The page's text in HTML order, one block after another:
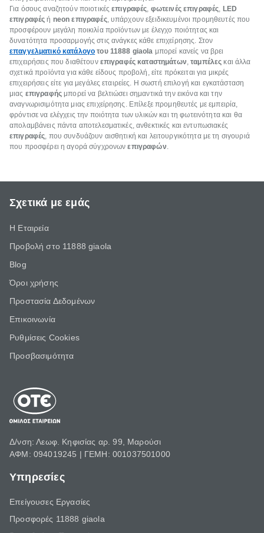
Για όσους αναζητούν ποιοτικέςεπιγραφές, φωτεινές επιγραφές, LED
επιγραφές ή neon επιγραφές, υπάρχουν εξειδικευμένοι προμηθευτές που
προσφέρουν μεγάλη ποικιλία προϊόντων με έλεγχο ποιότητας και
δυνατότητα προσαρμογής στις ανάγκες κάθε επιχείρησης. Στον
επαγγελματικό κατάλογο του 11888 giaola μπορεί κανείς να βρει
επιχειρήσεις που διαθέτουν επιγραφές καταστημάτων,ταμπέλες και άλλα
σχετικά προϊόντα για κάθε είδους προβολή, είτε πρόκειται για μικρές
επιχειρήσεις είτε για μεγάλες εταιρείες. Η σωστή επιλογή και εγκατάσταση
μιας επιγραφήςμπορεί να βελτιώσει σημαντικά την εικόνα και την
αναγνωρισιμότητα μιας επιχείρησης. Επίλεξε προμηθευτές με εμπειρία,
φρόντισε να ελέγχεις την ποιότητα των υλικών και τη φωτεινότητα και θα
απολαμβάνεις πάντα αποτελεσματικές, ανθεκτικές και εντυπωσιακές
επιγραφές, που συνδυάζουν αισθητική και λειτουργικότητα με τη σιγουριά
που προσφέρει η αγορά σύγχρονωνεπιγραφών.
Σχετικά με εμάς
Η Εταιρεία
Προβολή στο 11888 giaola
Blog
Όροι χρήσης
Προστασία Δεδομένων
Επικοινωνία
Ρυθμίσεις Cookies
Προσβασιμότητα
Δ/νση: Λεωφ. Κηφισίας αρ. 99, Μαρούσι
ΑΦΜ: 094019245 | ΓΕΜΗ: 001037501000
Υπηρεσίες
Επείγουσες Εργασίες
Προσφορές 11888 giaola